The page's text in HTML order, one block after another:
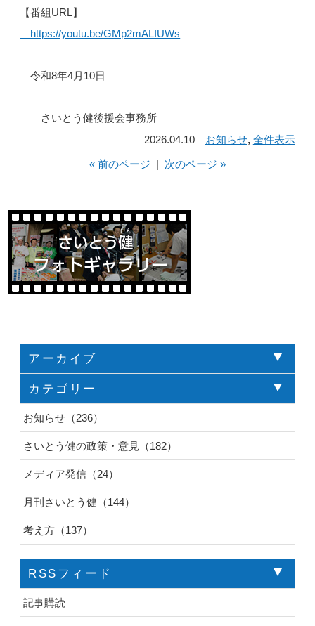
【番組URL】
https://youtu.be/GMp2mALIUWs
令和8年4月10日
さいとう健後援会事務所
2026.04.10｜ お知らせ, 全件表示
« 前のページ | 次のページ »
アーカイブ
カテゴリー
お知らせ（236）
さいとう健の政策・意見（182）
メディア発信（24）
月刊さいとう健（144）
考え方（137）
RSSフィード
記事購読